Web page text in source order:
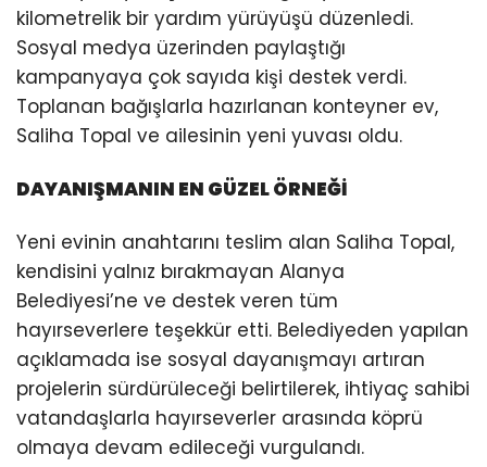
kilometrelik bir yardım yürüyüşü düzenledi.
Sosyal medya üzerinden paylaştığı
kampanyaya çok sayıda kişi destek verdi.
Toplanan bağışlarla hazırlanan konteyner ev,
Saliha Topal ve ailesinin yeni yuvası oldu.
DAYANIŞMANIN EN GÜZEL ÖRNEĞİ
Yeni evinin anahtarını teslim alan Saliha Topal,
kendisini yalnız bırakmayan Alanya
Belediyesi’ne ve destek veren tüm
hayırseverlere teşekkür etti. Belediyeden yapılan
açıklamada ise sosyal dayanışmayı artıran
projelerin sürdürüleceği belirtilerek, ihtiyaç sahibi
vatandaşlarla hayırseverler arasında köprü
olmaya devam edileceği vurgulandı.